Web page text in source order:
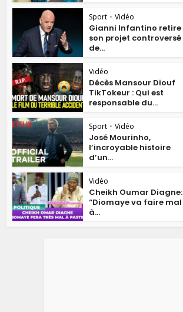
Sport • Vidéo
Gianni Infantino retire
son projet controversé
de...
Vidéo
Décès Mansour Diouf
TikTokeur : Qui est
responsable du...
Sport • Vidéo
José Mourinho,
l’incroyable histoire
d’un...
Vidéo
Cheikh Oumar Diagne:
“Diomaye va faire mal
à...